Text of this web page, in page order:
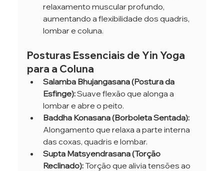
relaxamento muscular profundo,
aumentando a flexibilidade dos quadris,
lombar e coluna.
Posturas Essenciais de Yin Yoga
para a Coluna
Salamba Bhujangasana (Postura da
Esfinge): Suave flexão que alonga a
lombar e abre o peito.
Baddha Konasana (Borboleta Sentada):
Alongamento que relaxa a parte interna
das coxas, quadris e lombar.
Supta Matsyendrasana (Torção
Reclinado): Torção que alivia tensões ao